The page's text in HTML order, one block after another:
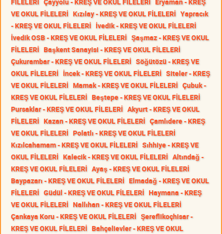
VE OKUL FİLELERİ Kızılay - KREŞ VE OKUL FİLELERİ Yapracık
- KREŞ VE OKUL FİLELERİ İvedik - KREŞ VE OKUL FİLELERİ
İvedik OSB - KREŞ VE OKUL FİLELERİ Şaşmaz - KREŞ VE OKUL
FİLELERİ Başkent Sanayisi - KREŞ VE OKUL FİLELERİ
Çukurambar - KREŞ VE OKUL FİLELERİ Söğütözü - KREŞ VE
OKUL FİLELERİ İncek - KREŞ VE OKUL FİLELERİ Siteler - KREŞ
VE OKUL FİLELERİ Mamak - KREŞ VE OKUL FİLELERİ Çubuk -
KREŞ VE OKUL FİLELERİ Beştepe - KREŞ VE OKUL FİLELERİ
Pursaklar - KREŞ VE OKUL FİLELERİ Akyurt - KREŞ VE OKUL
FİLELERİ Kazan - KREŞ VE OKUL FİLELERİ Çamlıdere - KREŞ
VE OKUL FİLELERİ Polatlı - KREŞ VE OKUL FİLELERİ
Kızılcahamam - KREŞ VE OKUL FİLELERİ Sıhhiye - KREŞ VE
OKUL FİLELERİ Kalecik - KREŞ VE OKUL FİLELERİ Altındağ -
KREŞ VE OKUL FİLELERİ Ayaş - KREŞ VE OKUL FİLELERİ
Baypazarı - KREŞ VE OKUL FİLELERİ Elmadağ - KREŞ VE OKUL
FİLELERİ Güdül - KREŞ VE OKUL FİLELERİ Haymana - KREŞ
VE OKUL FİLELERİ Nallıhan - KREŞ VE OKUL FİLELERİ
Çankaya Koru - KREŞ VE OKUL FİLELERİ Şereflikoçhisar -
KREŞ VE OKUL FİLELERİ Bahçelievler - KREŞ VE OKUL